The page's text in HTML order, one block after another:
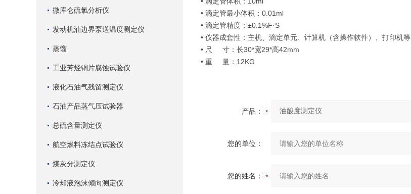
微库仑硫氯分析仪
发动机油边界泵送温度测定仪
蒸馏
工业芳烃铜片腐蚀试验仪
液化石油气残留测定仪
石油产品蒸气压试验器
总硫含量测定仪
航空燃料冻结点试验仪
煤灰分测定仪
冷却液泡沫倾向测定仪
• 滴定管最小体积：0.01ml
• 滴定管精度：±0.1%F·S
• 仪器成套性：主机、滴定单元、计算机（含操作软件）、打印机等
• 尺 寸：长30*宽29*高42mm
• 重 量：12KG
产品：
您的单位：
您的姓名：